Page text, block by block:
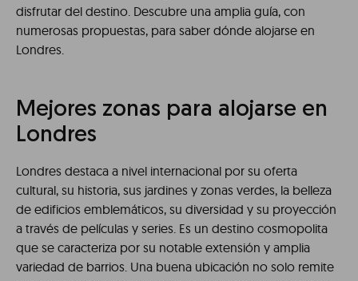
disfrutar del destino. Descubre una amplia guía, con
numerosas propuestas, para saber dónde alojarse en
Londres.
Mejores zonas para alojarse en
Londres
Londres destaca a nivel internacional por su oferta
cultural, su historia, sus jardines y zonas verdes, la belleza
de edificios emblemáticos, su diversidad y su proyección
a través de películas y series. Es un destino cosmopolita
que se caracteriza por su notable extensión y amplia
variedad de barrios. Una buena ubicación no solo remite